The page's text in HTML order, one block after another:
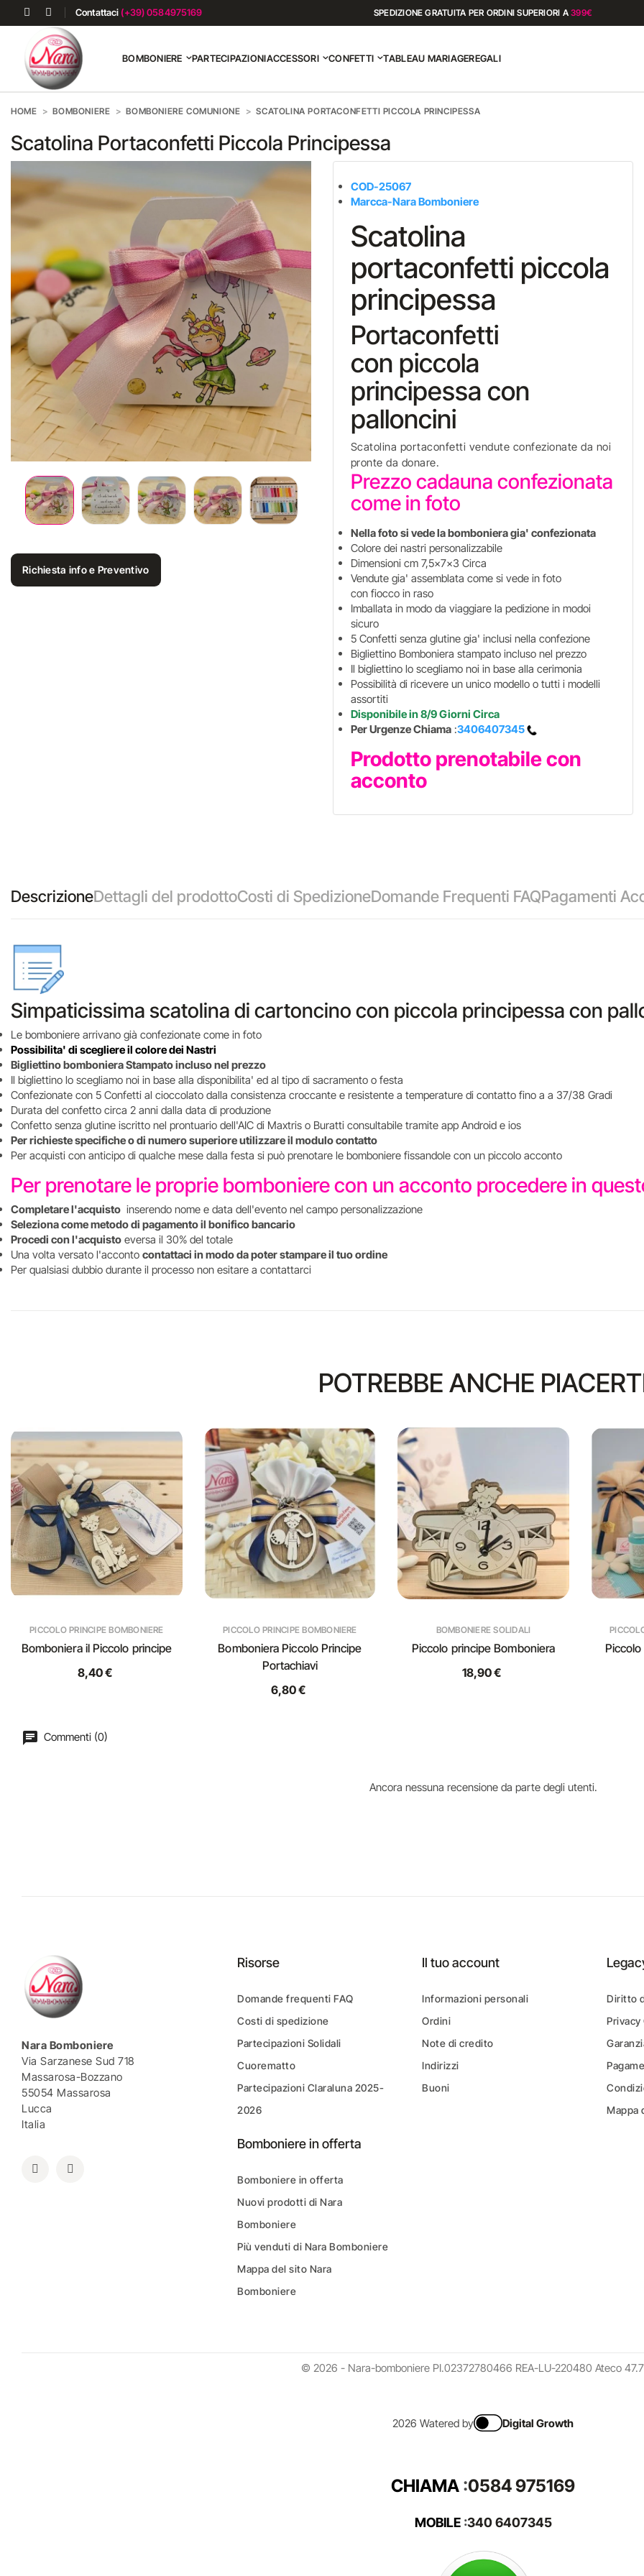
Contattaci (+39) 0584975169 SPEDIZIONE GRATUITA PER ORDINI SUPERIORI A399€
BOMBONIERE PARTECIPAZIONIACCESSORI CONFETTI TABLEAU MARIAGEREGALI
HOME BOMBONIERE BOMBONIERE COMUNIONE SCATOLINA PORTACONFETTI PICCOLA PRINCIPESSA
Scatolina Portaconfetti Piccola Principessa
Richiesta info e Preventivo
COD-25067
Marcca-Nara Bomboniere
Scatolina
portaconfetti piccola
principessa
Portaconfetti
con piccola
principessa con
palloncini
Scatolina portaconfetti vendute confezionate da noi
pronte da donare.
Prezzo cadauna confezionata
come in foto
Nella foto si vede la bomboniera gia' confezionata
Colore dei nastri personalizzabile
Dimensioni cm 7,5x7x3 Circa
Vendute gia' assemblata come si vede in foto
con fiocco in raso
Imballata in modo da viaggiare la pedizione in modoi
sicuro
5 Confetti senza glutine gia' inclusi nella confezione
Bigliettino Bomboniera stampato incluso nel prezzo
Il bigliettino lo scegliamo noi in base alla cerimonia
Possibilità di ricevere un unico modello o tutti i modelli
assortiti
Disponibile in 8/9 Giorni Circa
Per Urgenze Chiama:3406407345
Prodotto prenotabile con
acconto
DescrizioneDettagli del prodottoCosti di SpedizioneDomande Frequenti FAQPagamenti
Simpaticissima scatolina di cartoncino con piccola principessa con
Le bomboniere arrivano già confezionate come in foto
Possibilita' di scegliere il colore dei Nastri
Bigliettino bomboniera Stampato incluso nel prezzo
Il bigliettino lo scegliamo noi in base alla disponibilita' ed al tipo di sacramento o festa
Confezionate con 5 Confetti al cioccolato dalla consistenza croccante e resistente a temperature di contatto fino a a 37/38 Gradi
Durata del confetto circa 2 anni dalla data di produzione
Confetto senza glutine iscritto nel prontuario dell'AIC di Maxtris o Buratti consultabile tramite app Android e ios
Per richieste specifiche o di numero superiore utilizzare il modulo contatto
Per acquisti con anticipo di qualche mese dalla festa si può prenotare le bomboniere fissandole con un piccolo acconto
Per prenotare le proprie bomboniere con un acconto procedere in
Completare l'acquisto inserendo nome e data dell'evento nel campo personalizzazione
Seleziona come metodo di pagamento il bonifico bancario
Procedi con l'acquisto eversa il 30% del totale
Una volta versato l'acconto contattaci in modo da poter stampare il tuo ordine
Per qualsiasi dubbio durante il processo non esitare a contattarci
POTREBBE ANCHE
PICCOLO PRINCIPE BOMBONIERE
Bomboniera il Piccolo principe
8,40 €
PICCOLO PRINCIPE BOMBONIERE
Bomboniera Piccolo Principe
Portachiavi
6,80 €
BOMBONIERE SOLIDALI
Piccolo principe Bomboniera
18,90 €
Commenti (0)
Ancora nessuna recensione da parte degli utenti.
Nara Bomboniere
Via Sarzanese Sud 718
Massarosa-Bozzano
55054 Massarosa
Lucca
Italia
Risorse
Domande frequenti FAQ
Costi di spedizione
Partecipazioni Solidali
Cuorematto
Partecipazioni Claraluna 2025-
2026
Bomboniere in offerta
Bomboniere in offerta
Nuovi prodotti di Nara
Bomboniere
Più venduti di Nara Bomboniere
Mappa del sito Nara
Bomboniere
Il tuo account
Informazioni personali
Ordini
Note di credito
Indirizzi
Buoni
Diritto
Privacy
Mappa
© 2026 - Nara-bomboniere PI.02372780466 REA-LU-220480 Ateco
2026 Watered by Digital Growth
CHIAMA :0584 975169
MOBILE:340 6407345